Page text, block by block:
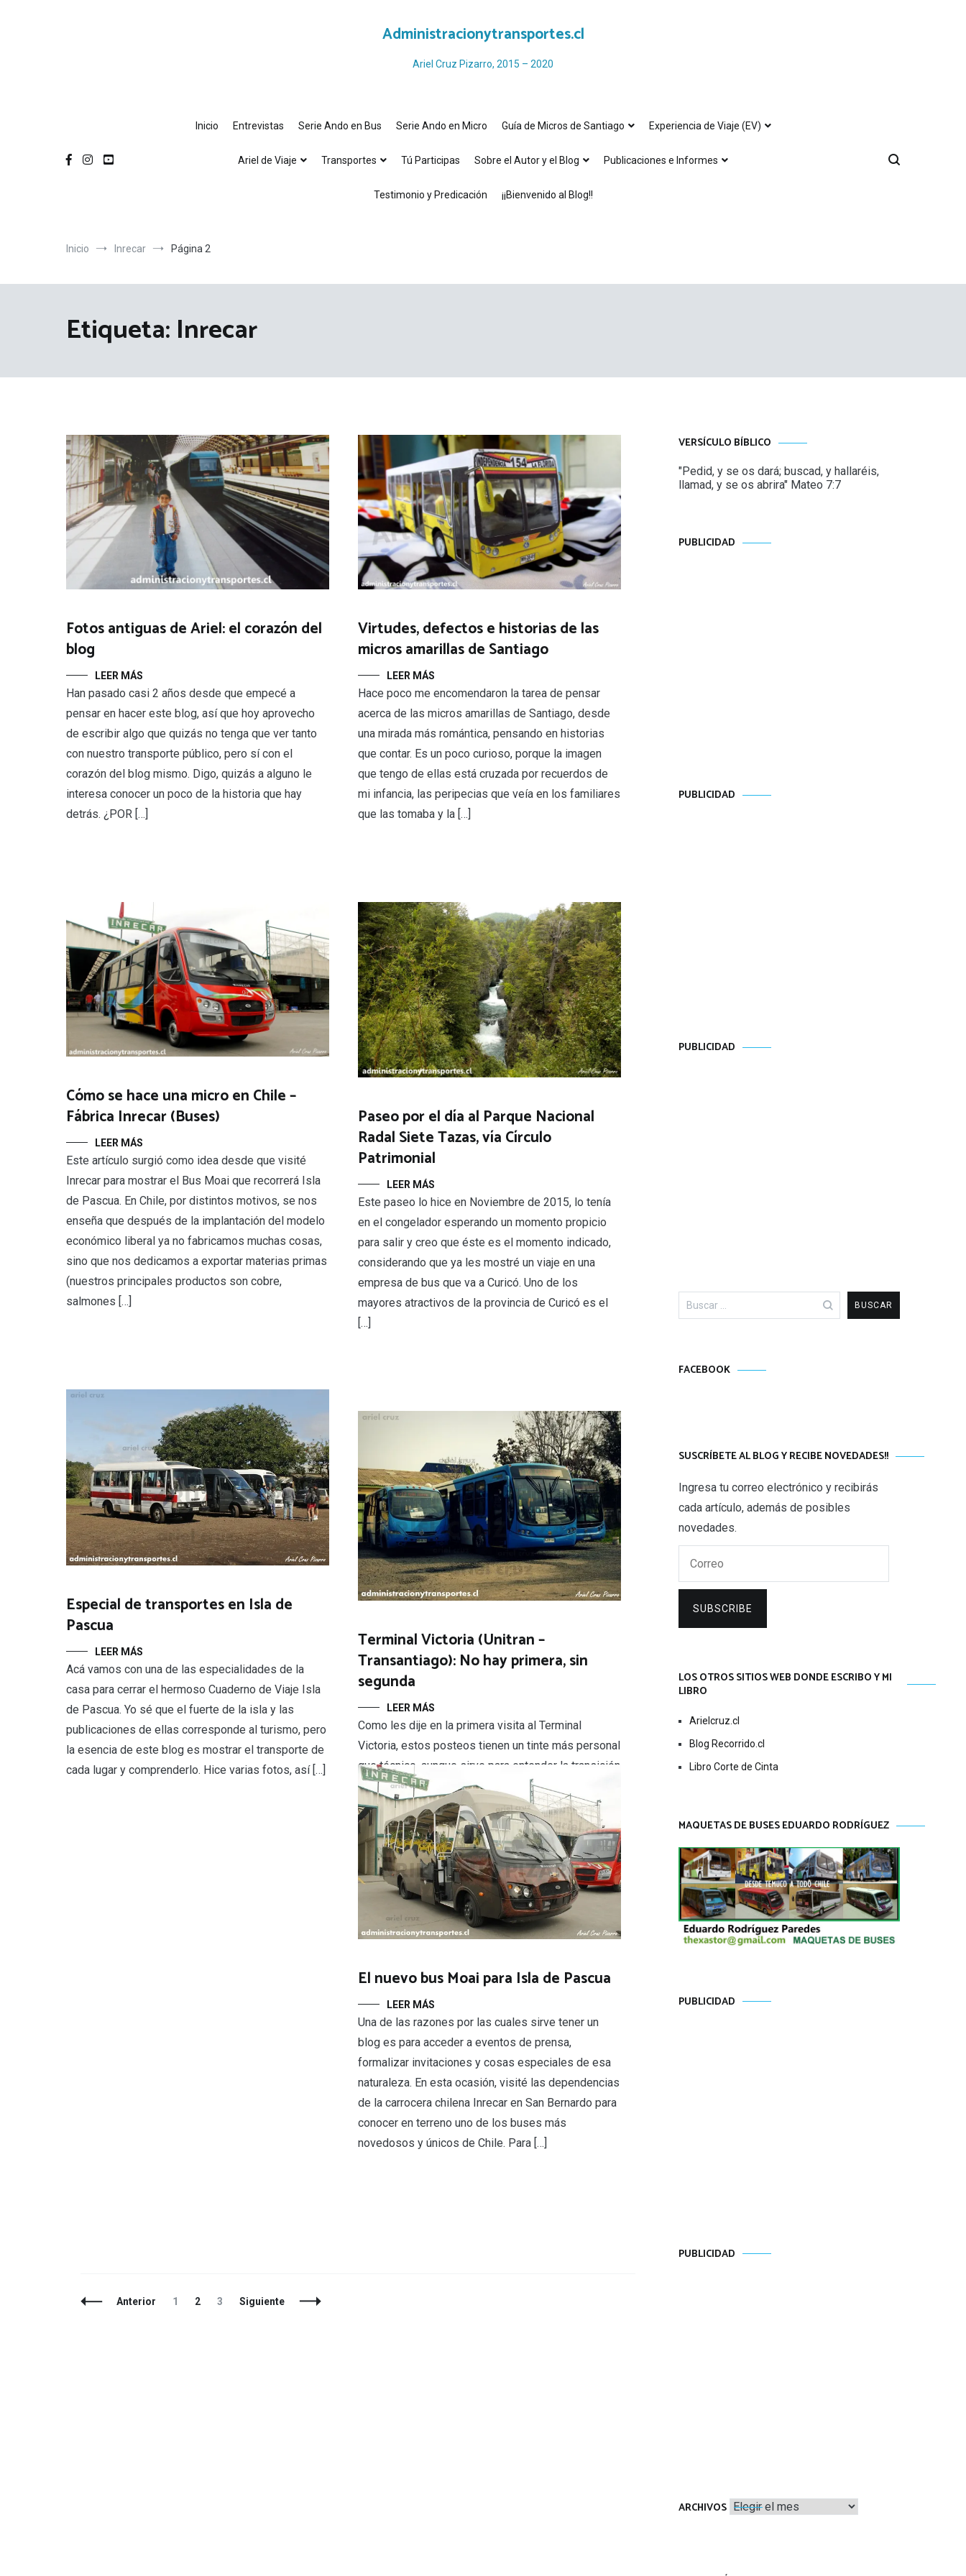
Administracionytransportes.cl
Ariel Cruz Pizarro, 2015 – 2020
Inicio Entrevistas Serie Ando en Bus Serie Ando en Micro Guía de Micros de Santiago Experiencia de Viaje (EV)
Ariel de Viaje Transportes Tú Participas Sobre el Autor y el Blog Publicaciones e Informes
Testimonio y Predicación ¡¡Bienvenido al Blog!!
Inicio Inrecar Página 2
Etiqueta: Inrecar
Fotos antiguas de Ariel: el corazón del
blog
LEER MÁS
Han pasado casi 2 años desde que empecé a
pensar en hacer este blog, así que hoy aprovecho
de escribir algo que quizás no tenga que ver tanto
con nuestro transporte público, pero sí con el
corazón del blog mismo. Digo, quizás a alguno le
interesa conocer un poco de la historia que hay
detrás. ¿POR […]
Virtudes, defectos e historias de las
micros amarillas de Santiago
LEER MÁS
Hace poco me encomendaron la tarea de pensar
acerca de las micros amarillas de Santiago, desde
una mirada más romántica, pensando en historias
que contar. Es un poco curioso, porque la imagen
que tengo de ellas está cruzada por recuerdos de
mi infancia, las peripecias que veía en los familiares
que las tomaba y la […]
Cómo se hace una micro en Chile –
Fábrica Inrecar (Buses)
LEER MÁS
Este artículo surgió como idea desde que visité
Inrecar para mostrar el Bus Moai que recorrerá Isla
de Pascua. En Chile, por distintos motivos, se nos
enseña que después de la implantación del modelo
económico liberal ya no fabricamos muchas cosas,
sino que nos dedicamos a exportar materias primas
(nuestros principales productos son cobre,
salmones […]
Paseo por el día al Parque Nacional
Radal Siete Tazas, vía Círculo
Patrimonial
LEER MÁS
Este paseo lo hice en Noviembre de 2015, lo tenía
en el congelador esperando un momento propicio
para salir y creo que éste es el momento indicado,
considerando que ya les mostré un viaje en una
empresa de bus que va a Curicó. Uno de los
mayores atractivos de la provincia de Curicó es el
[…]
Especial de transportes en Isla de
Pascua
LEER MÁS
Acá vamos con una de las especialidades de la
casa para cerrar el hermoso Cuaderno de Viaje Isla
de Pascua. Yo sé que el fuerte de la isla y las
publicaciones de ellas corresponde al turismo, pero
la esencia de este blog es mostrar el transporte de
cada lugar y comprenderlo. Hice varias fotos, así […]
Terminal Victoria (Unitran –
Transantiago): No hay primera, sin
segunda
LEER MÁS
Como les dije en la primera visita al Terminal
Victoria, estos posteos tienen un tinte más personal
que técnico, aunque sirve para entender la transición
del sistema de micros amarillas a Transantiago.
Unitran era una empresa que tenía componentes de
ambos sistemas en su funcionamiento. No hay
primera sin segunda – 09 Octubre 2009 No […]
El nuevo bus Moai para Isla de Pascua
LEER MÁS
Una de las razones por las cuales sirve tener un
blog es para acceder a eventos de prensa,
formalizar invitaciones y cosas especiales de esa
naturaleza. En esta ocasión, visité las dependencias
de la carrocera chilena Inrecar en San Bernardo para
conocer en terreno uno de los buses más
novedosos y únicos de Chile. Para […]
NavegaciónAnterior Página
1 Página
2 Página
3 Siguiente
VERSÍCULO BÍBLICO
"Pedid, y se os dará; buscad, y hallaréis,
llamad, y se os abrira" Mateo 7:7
PUBLICIDAD
PUBLICIDAD
PUBLICIDAD
Buscar:
FACEBOOK
SUSCRÍBETE AL BLOG Y RECIBE NOVEDADES!!
Ingresa tu correo electrónico y recibirás
cada artículo, además de posibles
novedades.
SUBSCRIBE
LOS OTROS SITIOS WEB DONDE ESCRIBO Y MI
LIBRO
Arielcruz.cl
Blog Recorrido.cl
Libro Corte de Cinta
MAQUETAS DE BUSES EDUARDO RODRÍGUEZ
PUBLICIDAD
PUBLICIDAD
ARCHIVOS Archivos